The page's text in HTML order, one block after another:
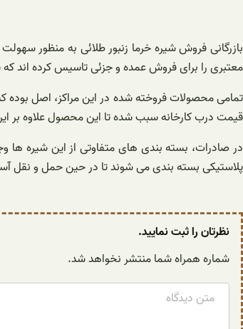
بازرگانی فروش شیره خرما‌ زنبور طلائی به منظور
معتبری را برای فروش عمده و جزئی تاسیس کرده اند
تمامی محصولات فروخته شده در این مراکز، اصل
قیمت درب کارخانه سبب شده تا این محصول علاوه بر
در صادرات، بسته بندی های متفاوتی از این شیره
پلاستیکی بسته بندی می شوند تا در حین حمل و نقل
نظرتان را ثبت نمایید.
شماره همراه شما منتشر نخواهد شد.